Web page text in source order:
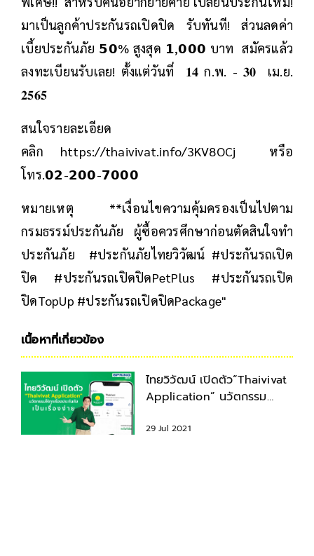
มาเป็นลูกค้าประกันรถเปิดปิด รับทันที! ส่วนลดค่า
เบี้ยประกันภัย 𝟱𝟬% สูงสุด 𝟭,𝟬𝟬𝟬 บาท สมัครแล้ว
ลงทะเบียนรับเลย! ตั้งแต่วันที่ 𝟏𝟒 ก.พ. - 𝟑𝟎 เม.ย.
𝟐𝟓𝟔𝟓
สนใจรายละเอียด
คลิก https://thaivivat.info/3KV8OCj หรือ
โทร.𝟬𝟮-𝟮𝟬𝟬-𝟳𝟬𝟬𝟬
หมายเหตุ **เงื่อนไขความคุ้มครองเป็นไปตาม
กรมธรรม์ประกันภัย ผู้ซื้อควรศึกษาก่อนตัดสินใจทำ
ประกันภัย #ประกันภัยไทยวิวัฒน์ #ประกันรถเปิด
ปิด #ประกันรถเปิดปิดPetPlus #ประกันรถเปิด
ปิดTopUp #ประกันรถเปิดปิดPackage"
เนื้อหาที่เกี่ยวข้อง
ไทยวิวัฒน์ เปิดตัว“Thaivivat
Application” นวัตกรรม
29 Jul 2021